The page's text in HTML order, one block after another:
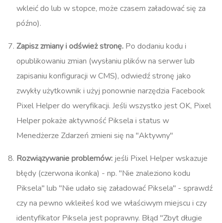
wkleić do lub w stopce, może czasem załadować się za
późno).
Zapisz zmiany i odśwież stronę. Po dodaniu kodu i
opublikowaniu zmian (wysłaniu plików na serwer lub
zapisaniu konfiguracji w CMS), odwiedź stronę jako
zwykły użytkownik i użyj ponownie narzędzia Facebook
Pixel Helper do weryfikacji. Jeśli wszystko jest OK, Pixel
Helper pokaże aktywność Piksela i status w
Menedżerze Zdarzeń zmieni się na "Aktywny"​
Rozwiązywanie problemów: jeśli Pixel Helper wskazuje
błędy (czerwona ikonka) - np. "Nie znaleziono kodu
Piksela" lub "Nie udało się załadować Piksela" - sprawdź
czy na pewno wkleiłeś kod we właściwym miejscu i czy
identyfikator Piksela jest poprawny. Błąd "Zbyt długie